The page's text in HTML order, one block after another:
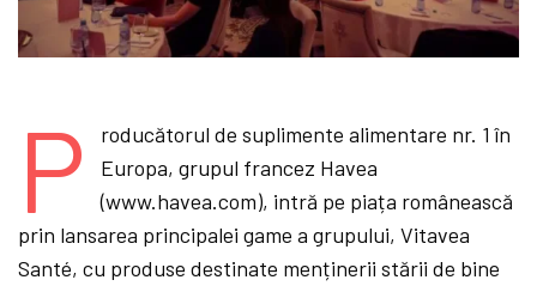
P
roducătorul de suplimente alimentare nr. 1 în
Europa, grupul francez Havea
(www.havea.com), intră pe piața românească
prin lansarea principalei game a grupului, Vitavea
Santé, cu produse destinate menținerii stării de bine